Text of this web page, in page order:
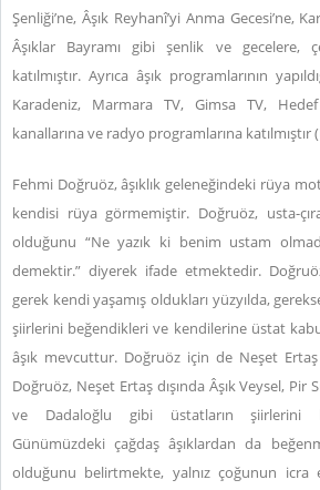
Şenliği’ne, Âşık Reyhanî’yi Anma Gecesi’ne,
Âşıklar Bayramı gibi şenlik ve gecelere,
katılmıştır. Ayrıca âşık programlarının
Karadeniz, Marmara TV, Gimsa TV,
kanallarına ve radyo programlarına katılmıştır
Fehmi Doğruöz, âşıklık geleneğindeki rüya
kendisi rüya görmemiştir. Doğruöz, usta-
olduğunu “Ne yazık ki benim ustam
demektir.” diyerek ifade etmektedir.
gerek kendi yaşamış oldukları yüzyılda,
şiirlerini beğendikleri ve kendilerine üstat
âşık mevcuttur. Doğruöz için de Neşet
Doğruöz, Neşet Ertaş dışında Âşık Veysel, Pir
ve Dadaloğlu gibi üstatların şiirlerini
Günümüzdeki çağdaş âşıklardan da
olduğunu belirtmekte, yalnız çoğunun icra